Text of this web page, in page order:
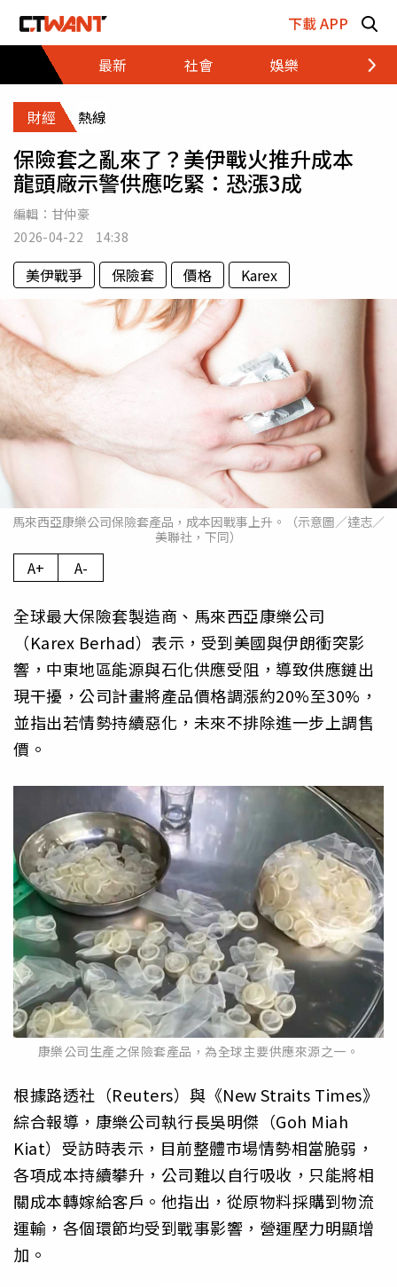
下載 APP
最新
社會 娛樂 財經
財經 熱線
保險套之亂來了？美伊戰火推升成本
龍頭廠示警供應吃緊：恐漲3成
編輯： 甘仲豪
2026-04-22 14:38
美伊戰爭 保險套 價格 Karex
馬來西亞康樂公司保險套產品，成本因戰事上升。（示意圖／達志／
美聯社，下同）
A+ A-
全球最大保險套製造商、馬來西亞康樂公司
（Karex Berhad）表示，受到美國與伊朗衝突影
響，中東地區能源與石化供應受阻，導致供應鏈出
現干擾，公司計畫將產品價格調漲約20%至30%，
並指出若情勢持續惡化，未來不排除進一步上調售
價。
康樂公司生產之保險套產品，為全球主要供應來源之一。
根據路透社（Reuters）與《New Straits Times》
綜合報導，康樂公司執行長吳明傑（Goh Miah
Kiat）受訪時表示，目前整體市場情勢相當脆弱，
各項成本持續攀升，公司難以自行吸收，只能將相
關成本轉嫁給客戶。他指出，從原物料採購到物流
運輸，各個環節均受到戰事影響，營運壓力明顯增
加。